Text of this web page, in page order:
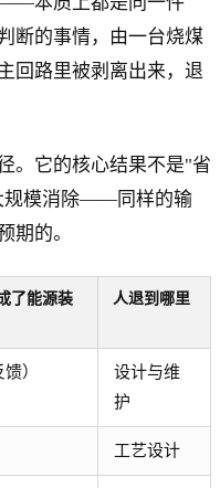
断的事情，由一台烧煤
回路里被剥离出来，退
。它的核心结果不是"省
规模消除——同样的输
期的。
了能源装
人退到哪里
）
设计与维
护
工艺设计